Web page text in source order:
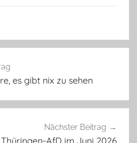
es gibt nix zu sehen
Nächster Beitrag